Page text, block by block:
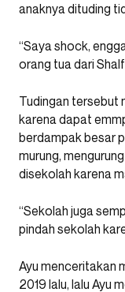
anaknya dituding
“Saya shock,
orang tua dari
Tudingan tersebut
karena dapat
berdampak besar
murung,
disekolah karena
“Sekolah juga
pindah sekolah
Ayu menceritakan
2019 lalu, lalu Ayu